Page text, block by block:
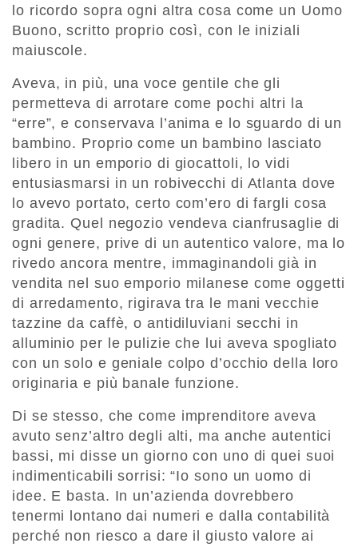
lo ricordo sopra ogni altra cosa come un Uomo
Buono, scritto proprio così, con le iniziali
maiuscole.
Aveva, in più, una voce gentile che gli
permetteva di arrotare come pochi altri la
“erre”, e conservava l’anima e lo sguardo di un
bambino. Proprio come un bambino lasciato
libero in un emporio di giocattoli, lo vidi
entusiasmarsi in un robivecchi di Atlanta dove
lo avevo portato, certo com’ero di fargli cosa
gradita. Quel negozio vendeva cianfrusaglie di
ogni genere, prive di un autentico valore, ma lo
rivedo ancora mentre, immaginandoli già in
vendita nel suo emporio milanese come oggetti
di arredamento, rigirava tra le mani vecchie
tazzine da caffè, o antidiluviani secchi in
alluminio per le pulizie che lui aveva spogliato
con un solo e geniale colpo d’occhio della loro
originaria e più banale funzione.
Di se stesso, che come imprenditore aveva
avuto senz’altro degli alti, ma anche autentici
bassi, mi disse un giorno con uno di quei suoi
indimenticabili sorrisi: “Io sono un uomo di
idee. E basta. In un’azienda dovrebbero
tenermi lontano dai numeri e dalla contabilità
perché non riesco a dare il giusto valore ai